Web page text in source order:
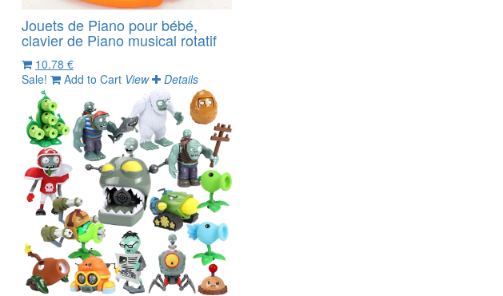
Jouets de Piano pour bébé,
clavier de Piano musical rotatif
10.78 €
Sale! Add to Cart View Details